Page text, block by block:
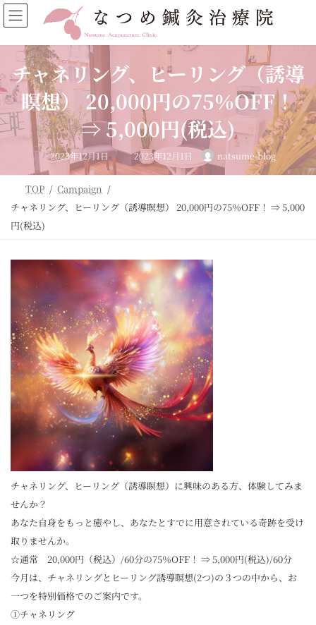
コ
ン
ン
へ
ス
キ
ッ
プ
ナ
ビ
ー
ョ
ン
に
移
動
チャネリング、ヒーリング（誘導
瞑想） 20,000円の75％OFF！
⇒ 5,000円(税込)
2023年12月1日 最
終
更
新
:
2023年12月1日 natsume-blog
TOP
Campaign
チャネリング、ヒーリング（誘導瞑想） 20,000円の75％OFF！ ⇒ 5,000
円(税込)
チャネリング、ヒーリング（誘導瞑想）に興味のある方、体験してみま
せんか？
あなた自身をもっと癒やし、あなたとすでに用意されている奇跡を受け
取りませんか。
☆通常 20,000円（税込）/60分の75％OFF！ ⇒ 5,000円(税込)/60分
今月は、チャネリングとヒーリング誘導瞑想(2つ)の３つの中から、お
一つを特別価格でのご案内です。
①チャネリング